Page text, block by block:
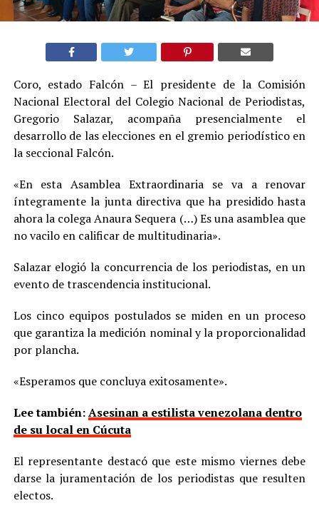
Coro, estado Falcón – El presidente de la Comisión
Nacional Electoral del Colegio Nacional de Periodistas,
Gregorio Salazar, acompaña presencialmente el
desarrollo de las elecciones en el gremio periodístico en
la seccional Falcón.
«En esta Asamblea Extraordinaria se va a renovar
íntegramente la junta directiva que ha presidido hasta
ahora la colega Anaura Sequera (…) Es una asamblea que
no vacilo en calificar de multitudinaria».
Salazar elogió la concurrencia de los periodistas, en un
evento de trascendencia institucional.
Los cinco equipos postulados se miden en un proceso
que garantiza la medición nominal y la proporcionalidad
por plancha.
«Esperamos que concluya exitosamente».
Lee también:Asesinan a estilista venezolana dentro
de su local en Cúcuta
El representante destacó que este mismo viernes debe
darse la juramentación de los periodistas que resulten
electos.